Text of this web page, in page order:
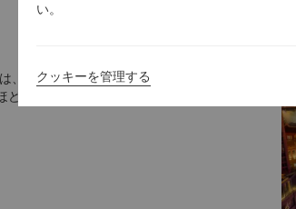
、唐朝（618～907）の第2代皇帝
離れた盤山には、古い寺や仏塔が
い。
クッキーを管理する